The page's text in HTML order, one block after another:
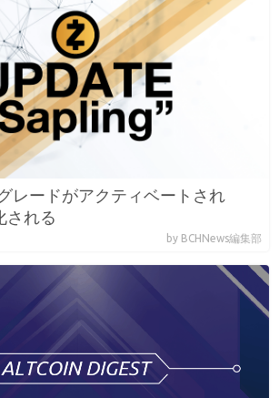
レードがアクティベートされ
される
by BCHNews編集部